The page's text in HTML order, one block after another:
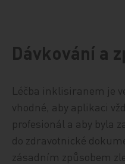
Dávkování a
Léčba inklisiranem je
vhodné, aby aplikaci
profesionál a aby byla
do zdravotnické
zásadním způsobem